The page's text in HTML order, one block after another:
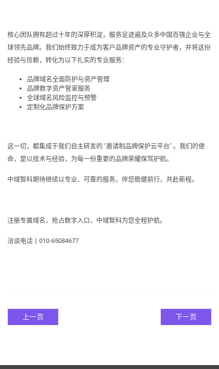
核心团队拥有超过十年的深厚积淀，服务足迹遍及众多中国百强企业与全
球领先品牌。我们始终致力于成为客户品牌资产的专业守护者，并将这份
经验与信赖，转化为以下扎实的专业服务：
品牌域名全面防护与资产管理
品牌数字资产管家服务
全球域名风险监控与预警
定制化品牌保护方案
这一切，都集成于我们自主研发的 “邀请制品牌保护云平台” 。我们的使
命，是以技术与经验，为每一份重要的品牌荣耀保驾护航。
中域智科期待继续以专业、可靠的服务，伴您稳健前行，共赴新程。
注册专属域名，抢占数字入口，中域智科为您全程护航。
洽谈电话丨 010-65084677
上一页 下一页